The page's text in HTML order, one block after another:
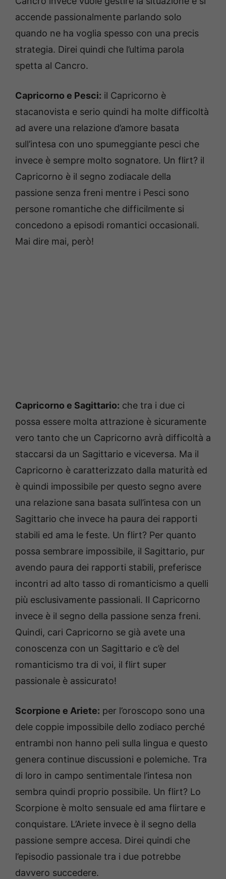
accende passionalmente parlando solo
quando ne ha voglia spesso con una precis
strategia. Direi quindi che l’ultima parola
spetta al Cancro.
Capricorno e Pesci: il Capricorno è
stacanovista e serio quindi ha molte difficoltà
ad avere una relazione d’amore basata
sull’intesa con uno spumeggiante pesci che
invece è sempre molto sognatore. Un flirt? il
Capricorno è il segno zodiacale della
passione senza freni mentre i Pesci sono
persone romantiche che difficilmente si
concedono a episodi romantici occasionali.
Mai dire mai, però!
Capricorno e Sagittario: che tra i due ci
possa essere molta attrazione è sicuramente
vero tanto che un Capricorno avrà difficoltà a
staccarsi da un Sagittario e viceversa. Ma il
Capricorno è caratterizzato dalla maturità ed
è quindi impossibile per questo segno avere
una relazione sana basata sull’intesa con un
Sagittario che invece ha paura dei rapporti
stabili ed ama le feste. Un flirt? Per quanto
possa sembrare impossibile, il Sagittario, pur
avendo paura dei rapporti stabili, preferisce
incontri ad alto tasso di romanticismo a quelli
più esclusivamente passionali. Il Capricorno
invece è il segno della passione senza freni.
Quindi, cari Capricorno se già avete una
conoscenza con un Sagittario e c’è del
romanticismo tra di voi, il flirt super
passionale è assicurato!
Scorpione e Ariete: per l’oroscopo sono una
dele coppie impossibile dello zodiaco perché
entrambi non hanno peli sulla lingua e questo
genera continue discussioni e polemiche. Tra
di loro in campo sentimentale l’intesa non
sembra quindi proprio possibile. Un flirt? Lo
Scorpione è molto sensuale ed ama flirtare e
conquistare. L’Ariete invece è il segno della
passione sempre accesa. Direi quindi che
l’episodio passionale tra i due potrebbe
davvero succedere.